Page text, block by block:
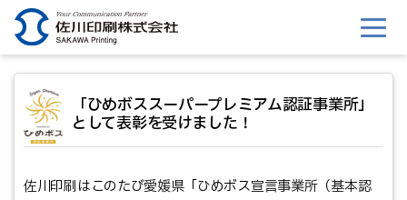
このページの本文へ移動
「ひめボススーパープレミアム認証事業所」
として表彰を受けました！
佐川印刷はこのたび愛媛県「ひめボス宣言事業所（基本認